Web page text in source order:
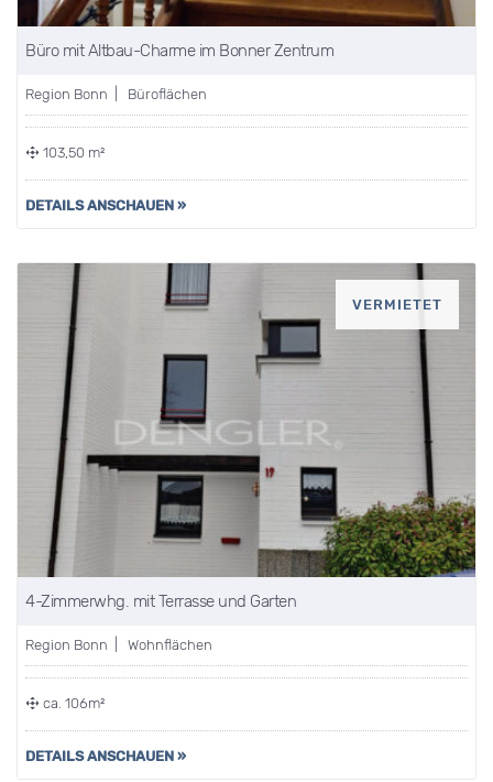
Büro mit Altbau-Charme im Bonner Zentrum
Region Bonn | Büroflächen
103,50 m²
DETAILS ANSCHAUEN »
VERMIETET
4-Zimmerwhg. mit Terrasse und Garten
Region Bonn | Wohnflächen
ca. 106m²
DETAILS ANSCHAUEN »